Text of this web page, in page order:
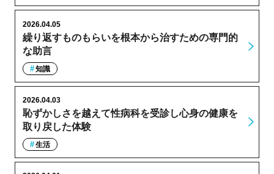
繰り返すものもらいを根本から治すための専門的
な助言
2026.04.05
知識
恥ずかしさを越えて性病科を受診し心身の健康を
取り戻した体験
2026.04.03
生活